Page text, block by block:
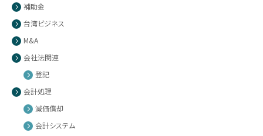
補助金
台湾ビジネス
M&A
会社法関連
登記
会計処理
減価償却
会計システム